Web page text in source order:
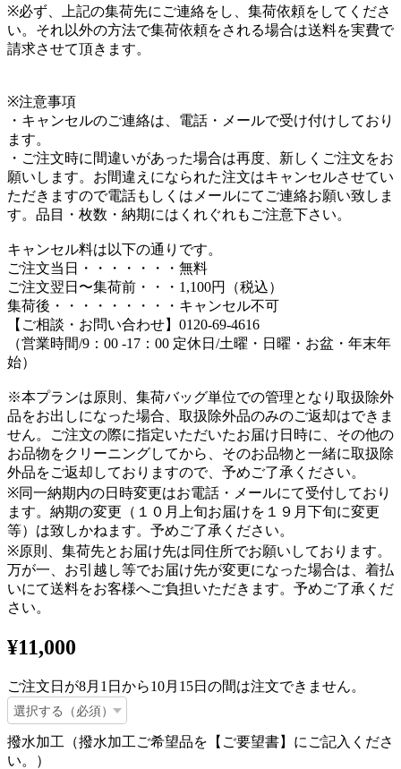
※必ず、上記の集荷先にご連絡をし、集荷依頼をしてくださ
い。それ以外の方法で集荷依頼をされる場合は送料を実費で
請求させて頂きます。
※注意事項
・キャンセルのご連絡は、電話・メールで受け付けしており
ます。
・ご注文時に間違いがあった場合は再度、新しくご注文をお
願いします。お間違えになられた注文はキャンセルさせてい
ただきますので電話もしくはメールにてご連絡お願い致しま
す。品目・枚数・納期にはくれぐれもご注意下さい。
キャンセル料は以下の通りです。
ご注文当日・・・・・・・無料
ご注文翌日〜集荷前・・・1,100円（税込）
集荷後・・・・・・・・・キャンセル不可
【ご相談・お問い合わせ】0120-69-4616
（営業時間/9：00 -17：00 定休日/土曜・日曜・お盆・年末年
始）
※本プランは原則、集荷バッグ単位での管理となり取扱除外
品をお出しになった場合、取扱除外品のみのご返却はできま
せん。ご注文の際に指定いただいたお届け日時に、その他の
お品物をクリーニングしてから、そのお品物と一緒に取扱除
外品をご返却しておりますので、予めご了承ください。
※同一納期内の日時変更はお電話・メールにて受付しており
ます。納期の変更（１０月上旬お届けを１９月下旬に変更
等）は致しかねます。予めご了承ください。
※原則、集荷先とお届け先は同住所でお願いしております。
万が一、お引越し等でお届け先が変更になった場合は、着払
いにて送料をお客様へご負担いただきます。予めご了承くだ
さい。
¥11,000
ご注文日が8月1日から10月15日の間は注文できません。
撥水加工（撥水加工ご希望品を【ご要望書】にご記入くださ
い。）